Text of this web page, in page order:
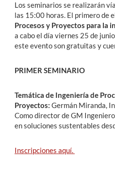
Los seminarios se realizarán
las 15:00 horas. El primero de
Procesos y Proyectos para la
a cabo el día viernes 25 de
este evento son gratuitas y
PRIMER SEMINARIO
Temática de Ingeniería de
Proyectos: Germán Miranda,
Como director de GM
en soluciones sustentables
Inscripciones aquí.